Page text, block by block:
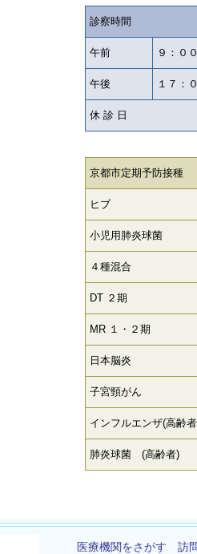
診察時間
午前 ９：０
午後 １７：
休 診 日
京都市定期予防接種
ヒブ
小児用肺炎球菌
４種混合
DT ２期
MR １・２期
日本脳炎
子宮頸がん
インフルエンザ(高齢
肺炎球菌 (高齢者)
医療機関をさがす 訪